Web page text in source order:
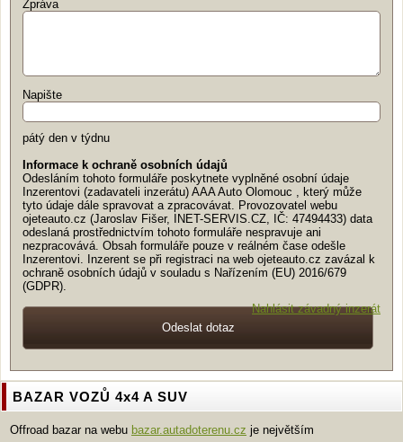
Zpráva
Napište
pátý den v týdnu
Informace k ochraně osobních údajů
Odesláním tohoto formuláře poskytnete vyplněné osobní údaje
Inzerentovi (zadavateli inzerátu) AAA Auto Olomouc , který může
tyto údaje dále spravovat a zpracovávat. Provozovatel webu
ojeteauto.cz (Jaroslav Fišer, INET-SERVIS.CZ, IČ: 47494433) data
odeslaná prostřednictvím tohoto formuláře nespravuje ani
nezpracovává. Obsah formuláře pouze v reálném čase odešle
Inzerentovi. Inzerent se při registraci na web ojeteauto.cz zavázal k
ochraně osobních údajů v souladu s Nařízením (EU) 2016/679
(GDPR).
Nahlásit závadný inzerát
BAZAR VOZŮ 4x4 A SUV
Offroad bazar na webu bazar.autadoterenu.cz je největším